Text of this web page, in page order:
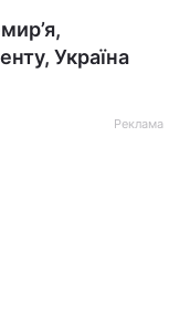
Україна
Реклама